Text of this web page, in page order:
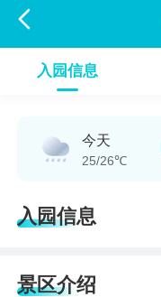

入园信息
今天
25/26℃
入园信息
景区介绍